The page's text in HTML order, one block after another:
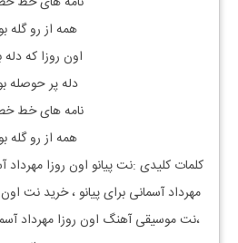
همه از رو گله
اون روزا که دله
دله پر حوصله
نامه های خط
همه از رو گله
کلمات کلیدی :نت پیانو اون روزا مهرداد
مهرداد آسمانی برای پیانو ، خرید نت
،نت موسیقی آهنگ اون روزا مهرداد